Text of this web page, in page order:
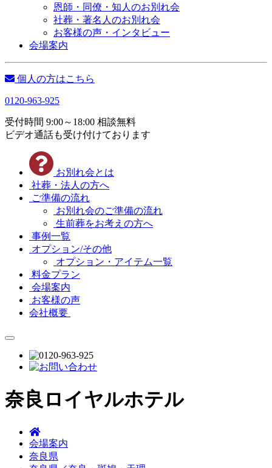
恩師・同僚・知人のお別れ会
社葬・著名人のお別れ会
お客様の声・インタビュー
会場案内
個人の方はこちら
0120-963-925
受付時間 9:00～18:00 相談無料
ビデオ通話も受け付けております
お別れ会とは
社葬・法人の方へ
ご準備の流れ
お別れ会のご準備の流れ
生前葬をお考えの方へ
事例一覧
オプション/その他
オプション・アイテム一覧
料金プラン
会場案内
お客様の声
会社概要
奈良ロイヤルホテル
会場案内
奈良県